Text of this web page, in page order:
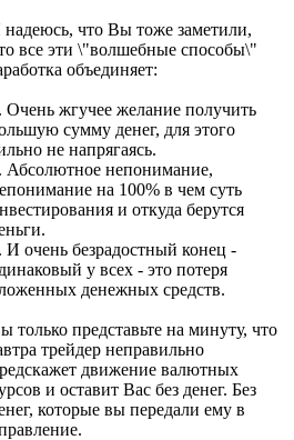
надеюсь, что Вы тоже заметили,
все эти \"волшебные способы\"
объединяет:
Очень жгучее желание получить
сумму денег, для этого
не напрягаясь.
Абсолютное непонимание,
на 100% в чем суть
и откуда берутся
И очень безрадостный конец -
у всех - это потеря
денежных средств.
только представьте на минуту, что
трейдер неправильно
движение валютных
и оставит Вас без денег. Без
которые вы передали ему в